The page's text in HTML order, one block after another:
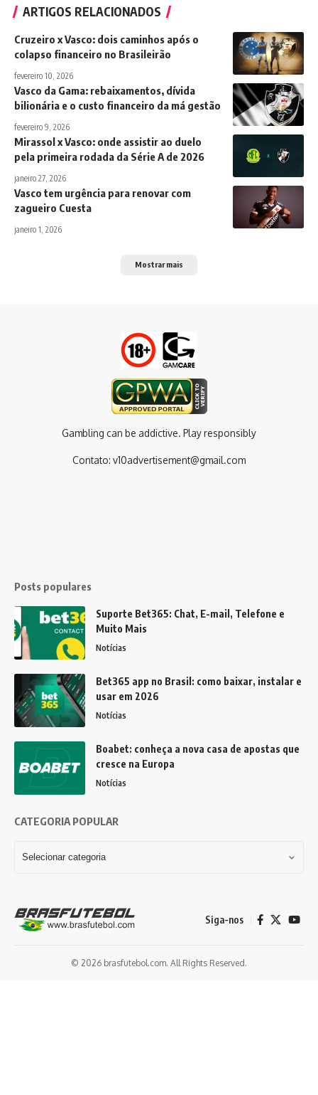
ARTIGOS RELACIONADOS
Cruzeiro x Vasco: dois caminhos após o
colapso financeiro no Brasileirão
fevereiro 10, 2026
Vasco da Gama: rebaixamentos, dívida
bilionária e o custo financeiro da má gestão
fevereiro 9, 2026
Mirassol x Vasco: onde assistir ao duelo
pela primeira rodada da Série A de 2026
janeiro 27, 2026
Vasco tem urgência para renovar com
zagueiro Cuesta
janeiro 1, 2026
Mostrar mais
Gambling can be addictive. Play responsibly
Contato: v10advertisement@gmail.com
Posts populares
Suporte Bet365: Chat, E-mail, Telefone e
Muito Mais
Notícias
Bet365 app no Brasil: como baixar, instalar e
usar em 2026
Notícias
Boabet: conheça a nova casa de apostas que
cresce na Europa
Notícias
CATEGORIA POPULAR
Siga-nos
© 2026 brasfutebol.com. All Rights Reserved.